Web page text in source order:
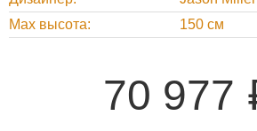
Max высота
150 см
70 977